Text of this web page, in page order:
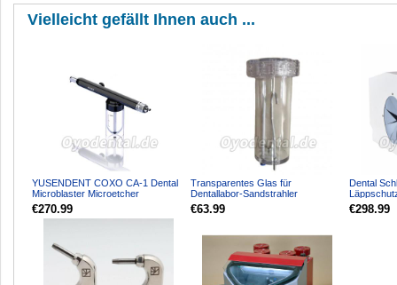
Vielleicht gefällt Ihnen auch ...
YUSENDENT COXO CA-1 Dental
Microblaster Microetcher
Sandstrahlgerät Sandstrahlen
€270.99
Transparentes Glas für
Dentallabor-Sandstrahler
€63.99
Dental
€298.99